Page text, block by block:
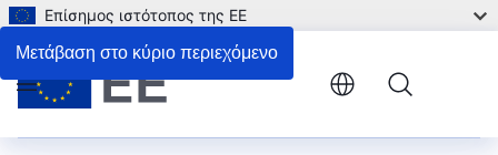
Μετάβαση στο κύριο περιεχόμενο
Επίσημος ιστότοπος της ΕΕ
Menu